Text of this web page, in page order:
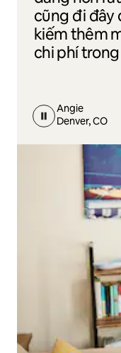
cũng đi đây
kiếm thêm
chi phí
Angie
Denver, CO